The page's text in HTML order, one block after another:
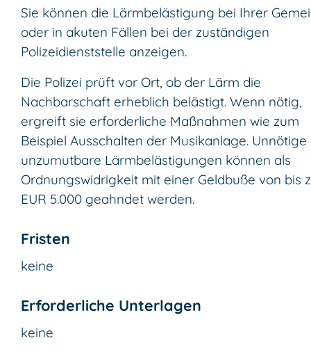
Sie können die Lärmbelästigung bei Ihrer
oder in akuten Fällen bei der zuständigen
Polizeidienststelle anzeigen.
Die Polizei prüft vor Ort, ob der Lärm die
Nachbarschaft erheblich belästigt. Wenn nötig,
ergreift sie erforderliche Maßnahmen wie zum
Beispiel Ausschalten der Musikanlage. Unnötige
unzumutbare Lärmbelästigungen können als
Ordnungswidrigkeit mit einer Geldbuße von bis
EUR 5.000 geahndet werden.
Fristen
keine
Erforderliche Unterlagen
keine